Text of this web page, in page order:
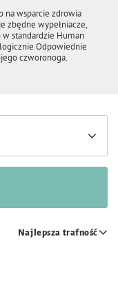
na wsparcie zdrowia
zbędne wypełniacze,
w standardzie Human
Odpowiednie
czworonoga.
Najlepsza trafność